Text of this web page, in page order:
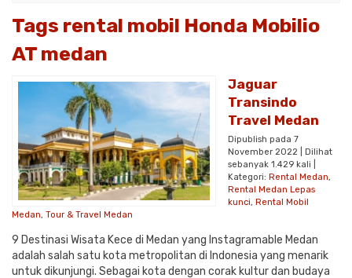
Tags rental mobil Honda Mobilio
AT medan
Jaguar
Transindo
Travel Medan
Dipublish pada 7
November 2022 | Dilihat
sebanyak 1.429 kali |
Kategori: Rental Medan,
Rental Medan Lepas
kunci, Rental Mobil
Medan, Tour & Travel Medan
9 Destinasi Wisata Kece di Medan yang Instagramable Medan
adalah salah satu kota metropolitan di Indonesia yang menarik
untuk dikunjungi. Sebagai kota dengan corak kultur dan budaya